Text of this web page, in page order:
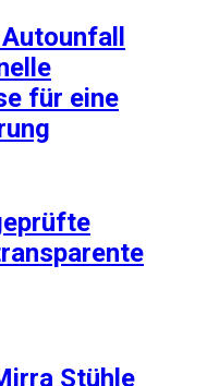
für eine
Stühle